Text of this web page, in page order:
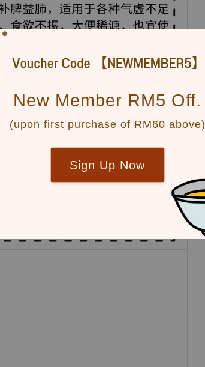
New Member RM5 Off.
(upon first purchase of RM60 above)
Sign Up Now